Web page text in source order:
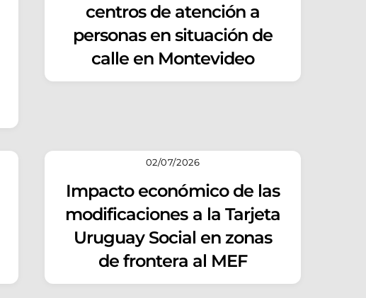
centros de atención a
personas en situación de
calle en Montevideo
02/07/2026
Impacto económico de las
modificaciones a la Tarjeta
Uruguay Social en zonas
de frontera al MEF